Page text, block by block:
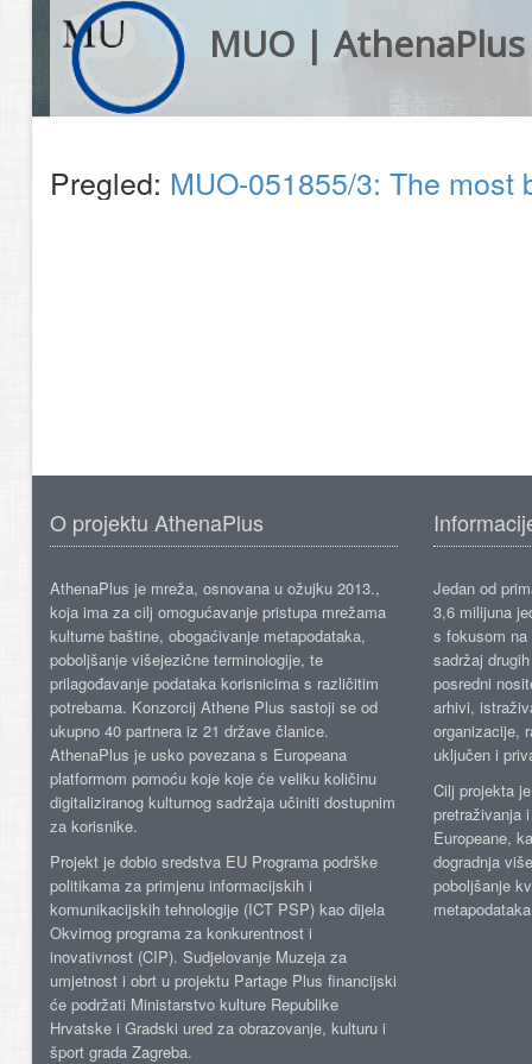
MUO | AthenaPlus
Pregled: MUO-051855/3: The
O projektu AthenaPlus
AthenaPlus je mreža, osnovana u ožujku 2013.,
koja ima za cilj omogućavanje pristupa mrežama
kulturne baštine, obogaćivanje metapodataka,
poboljšanje višejezične terminologije, te
prilagođavanje podataka korisnicima s različitim
potrebama. Konzorcij Athene Plus sastoji se od
ukupno 40 partnera iz 21 države članice.
AthenaPlus je usko povezana s Europeana
platformom pomoću koje koje će veliku količinu
digitaliziranog kulturnog sadržaja učiniti dostupnim
za korisnike.
Projekt je dobio sredstva EU Programa podrške
politikama za primjenu informacijskih i
komunikacijskih tehnologije (ICT PSP) kao dijela
Okvirnog programa za konkurentnost i
inovativnost (CIP). Sudjelovanje Muzeja za
umjetnost i obrt u projektu Partage Plus financijski
će podržati Ministarstvo kulture Republike
Hrvatske i Gradski ured za obrazovanje, kulturu i
šport grada Zagreba.
Jedan od
3,6 milijuna
s fokusom
sadržaj
posredni
arhivi,
organizacije,
uključen i
Cilj projekta
pretraživanja
Europeane,
dogradnja
poboljšanje